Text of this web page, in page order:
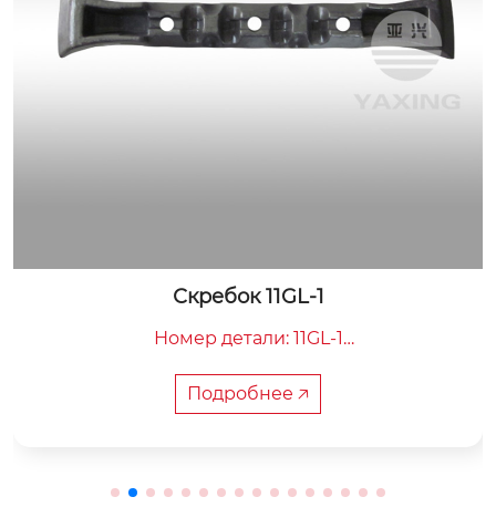
Скребок 11GL-1
Номер детали: 11GL-1
Расстояние между центрами: 220 мм
Вес: 45 кг
Подробнее 🡥